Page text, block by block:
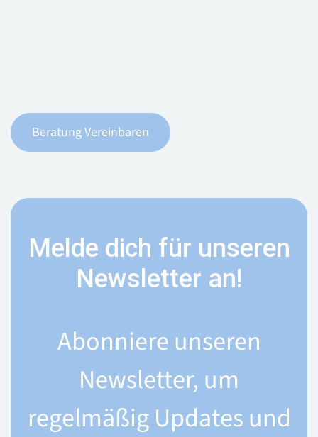
Beratung Vereinbaren
Melde dich für unseren
Newsletter an!
Abonniere unseren
Newsletter, um
regelmäßig Updates und